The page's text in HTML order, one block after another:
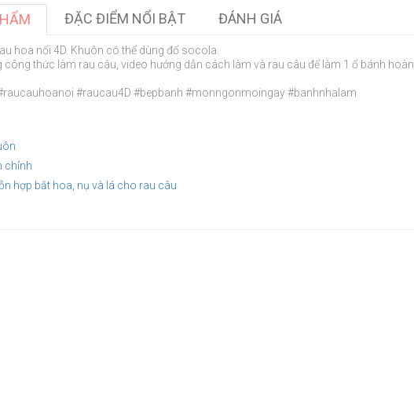
ĐẶC ĐIỂM NỔI BẬT ĐÁNH GIÁ
hoa nổi 4D. Khuôn có thể dùng đổ socola.
công thức làm rau câu, video hướng dẫn cách làm và rau câu để làm 1 ổ bánh hoàn
#raucau4D #bepbanh #monngonmoingay #banhnhalam
chỉnh
hợp bắt hoa, nụ và lá cho rau câu